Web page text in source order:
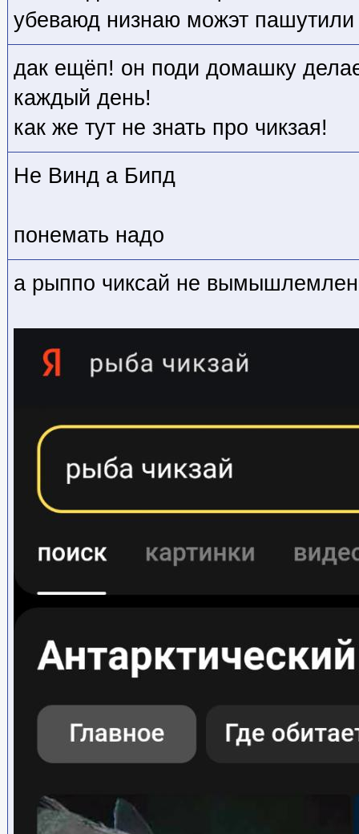
убеваюд низнаю можэт пашутили
дак ещёп! он поди домашку
каждый день!
как же тут не знать про чикзая!
Не Винд а Бипд
понемать надо
а рыппо чиксай не